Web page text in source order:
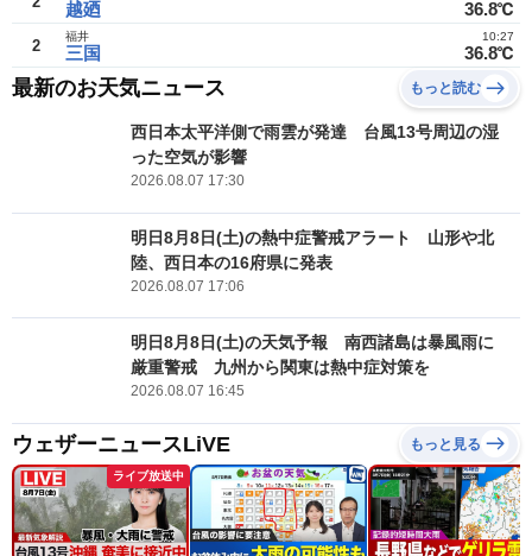
越廼 36.8℃
2 三国
福井
36.8℃
10:27
最新のお天気ニュース もっと読む
西日本太平洋側で雨雲が発達 台風13号周辺の湿
った空気が影響
2026.08.07 17:30
明日8月8日(土)の熱中症警戒アラート 山形や北
陸、西日本の16府県に発表
2026.08.07 17:06
明日8月8日(土)の天気予報 南西諸島は暴風雨に
厳重警戒 九州から関東は熱中症対策を
2026.08.07 16:45
ウェザーニュースLiVE もっと見る
ライブ放送中